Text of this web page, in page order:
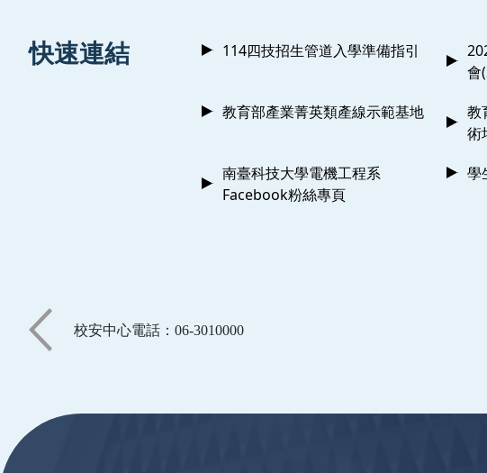
快速連結 114四技招生管道入學準備指引
會
教育部產業菁英類產線示範基地
教
術
南臺科技大學電機工程系
Facebook粉絲專頁
學
校安中心電話：06-3010000